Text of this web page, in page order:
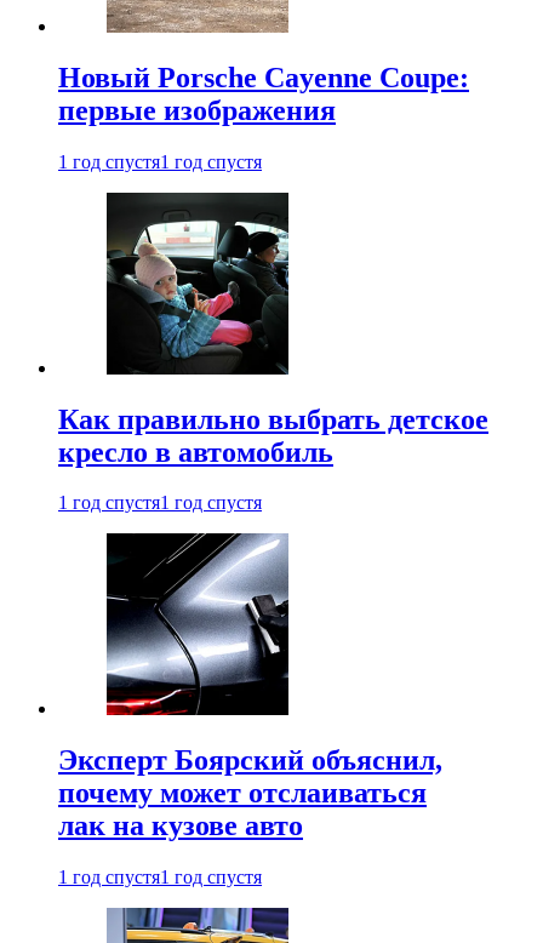
Новый Porsche Cayenne Coupe:
первые изображения
1 год спустя1 год спустя
Как правильно выбрать детское
кресло в автомобиль
1 год спустя1 год спустя
Эксперт Боярский объяснил,
почему может отслаиваться
лак на кузове авто
1 год спустя1 год спустя